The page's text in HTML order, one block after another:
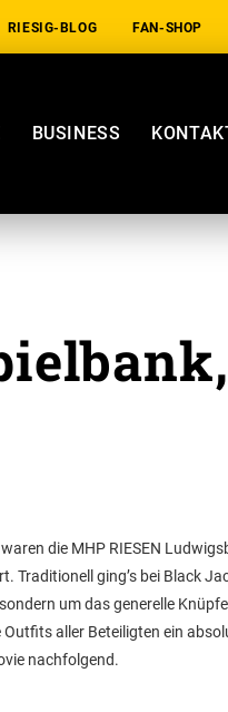
RIESIG-BLOG FAN-SHOP
BUSINESS
die MHP RIESEN
Traditionell ging’s bei Black
um das generelle
aller Beteiligten ein
nachfolgend.